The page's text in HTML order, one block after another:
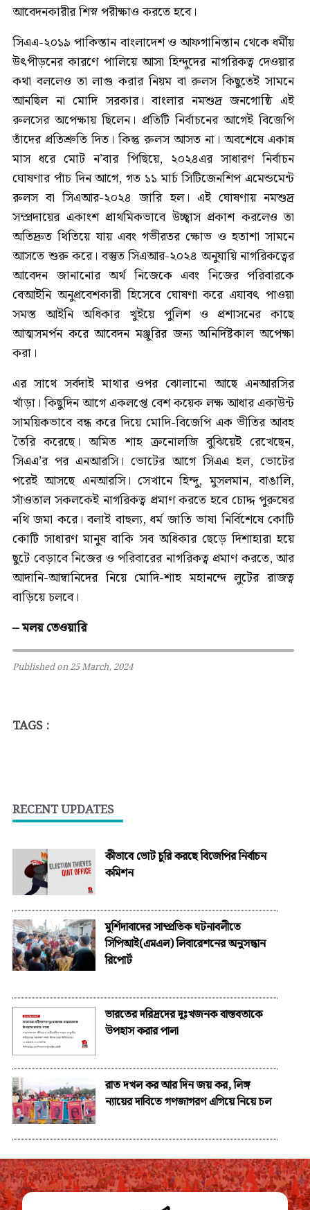
আবেদনকারীর শিস্ন পরীক্ষাও করতে হবে।
সিএএ-২০১৯ পাকিস্তান বাংলাদেশ ও আফগানিস্তান থেকে ধর্মীয়
উৎপীড়নের কারণে পালিয়ে আসা হিন্দুদের নাগরিকত্ব দেওয়ার
কথা বললেও তা লাগু করার নিয়ম বা রুলস কিছুতেই সামনে
আনছিল না মোদি সরকার। বাংলার নমশুদ্র জনগোষ্ঠি এই
রুলসের অপেক্ষায় ছিলেন। প্রতিটি নির্বাচনের আগেই বিজেপি
তাঁদের প্রতিশ্রুতি দিত। কিন্তু রুলস আসত না। অবশেষে একান্ন
মাস ধরে মোট ন’বার পিছিয়ে, ২০২৪এর সাধারণ নির্বাচন
ঘোষণার পাঁচ দিন আগে, গত ১১ মার্চ সিটিজেনশিপ এমেন্ডমেন্ট
রুলস বা সিএআর-২০২৪ জারি হল। এই ঘোষণায় নমশুদ্র
সম্প্রদায়ের একাংশ প্রাথমিকভাবে উচ্ছ্বাস প্রকাশ করলেও তা
অতিদ্রুত থিতিয়ে যায় এবং গভীরতর ক্ষোভ ও হতাশা সামনে
আসতে শুরু করে। বস্তুত সিএআর-২০২৪ অনুযায়ি নাগরিকত্বের
আবেদন জানানোর অর্থ নিজেকে এবং নিজের পরিবারকে
বেআইনি অনুপ্রবেশকারী হিসেবে ঘোষণা করে এযাবৎ পাওয়া
সমস্ত আইনি অধিকার খুইয়ে পুলিশ ও প্রশাসনের কাছে
আত্মসমর্পন করে আবেদন মঞ্জুরির জন্য অনির্দিষ্টকাল অপেক্ষা
করা।
এর সাথে সর্বদাই মাথার ওপর ঝোলানো আছে এনআরসির
খাঁড়া। কিছুদিন আগে একলপ্তে বেশ কয়েক লক্ষ আধার একাউন্ট
সাময়িকভাবে বন্ধ করে দিয়ে মোদি-বিজেপি এক ভীতির আবহ
তৈরি করেছে। অমিত শাহ ক্রনোলজি বুঝিয়েই রেখেছেন,
সিএএ’র পর এনআরসি। ভোটের আগে সিএএ হল, ভোটের
পরেই আসছে এনআরসি। সেখানে হিন্দু, মুসলমান, বাঙালি,
সাঁওতাল সকলকেই নাগরিকত্ব প্রমাণ করতে হবে চোদ্দ পুরুষের
নথি জমা করে। বলাই বাহুল্য, ধর্ম জাতি ভাষা নির্বিশেষে কোটি
কোটি সাধারণ মানুষ বাকি সব অধিকার ছেড়ে দিশাহারা হয়ে
ছুটে বেড়াবে নিজের ও পরিবারের নাগরিকত্ব প্রমাণ করতে, আর
আদানি-আম্বানিদের নিয়ে মোদি-শাহ মহানন্দে লুটের রাজত্ব
বাড়িয়ে চলবে।
– মলয় তেওয়ারি
Published on 25 March, 2024
TAGS :
RECENT UPDATES
কীভাবে ভোট চুরি করছে বিজেপির নির্বাচন
কমিশন
মুর্শিদাবাদের সাম্প্রতিক ঘটনাবলীতে
সিপিআই(এমএল) লিবারেশনের অনুসন্ধান
রিপোর্ট
ভারতের দরিদ্রদের দুঃখজনক বাস্তবতাকে
উপহাস করার পালা
রাত দখল কর আর দিন জয় কর, লিঙ্গ
ন্যায়ের দাবিতে গণজাগরণ এগিয়ে নিয়ে চল